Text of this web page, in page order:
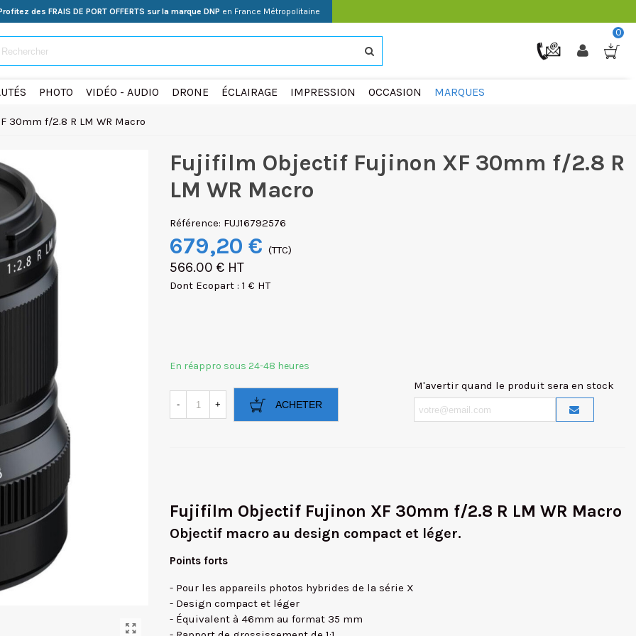
des FRAIS DE PORT OFFERTS sur la marque DNP en France Métropolitaine
0
PHOTO VIDÉO - AUDIO DRONE ÉCLAIRAGE IMPRESSION OCCASION MARQUES
f/2.8 R LM WR Macro
Fujifilm Objectif Fujinon XF 30mm f/2.8 R
LM WR Macro
Référence: FUJ16792576
679,20 € (TTC)
566.00 € HT
Dont Ecopart : 1 € HT
En réappro sous 24-48 heures
- + ACHETER
M'avertir quand le produit sera en stock
Fujifilm Objectif Fujinon XF 30mm f/2.8 R LM WR Macro
Objectif macro au design compact et léger.
Points forts
- Pour les appareils photos hybrides de la série X
- Design compact et léger
- Équivalent à 46mm au format 35 mm